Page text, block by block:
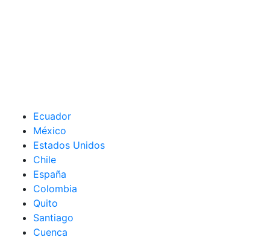
Ecuador
México
Estados Unidos
Chile
España
Colombia
Quito
Santiago
Cuenca